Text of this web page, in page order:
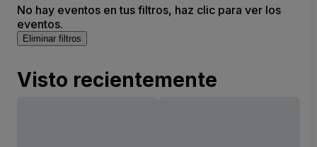
No hay eventos en tus filtros, haz clic para ver los
eventos.
Eliminar filtros
Visto recientemente